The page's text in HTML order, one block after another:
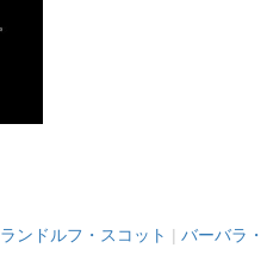
ランドルフ・スコット | バーバラ